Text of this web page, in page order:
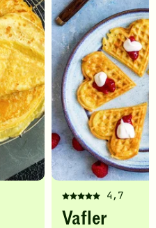
4,7
Denne
oppskriften
Vafler